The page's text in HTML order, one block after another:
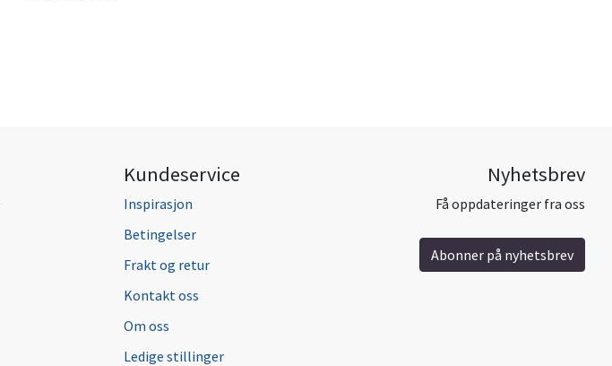
Kundeservice
Inspirasjon
Betingelser
Frakt og retur
Kontakt oss
Om oss
Ledige stillinger
Nyhetsbrev
Få oppdateringer fra oss
Abonner på nyhetsbrev